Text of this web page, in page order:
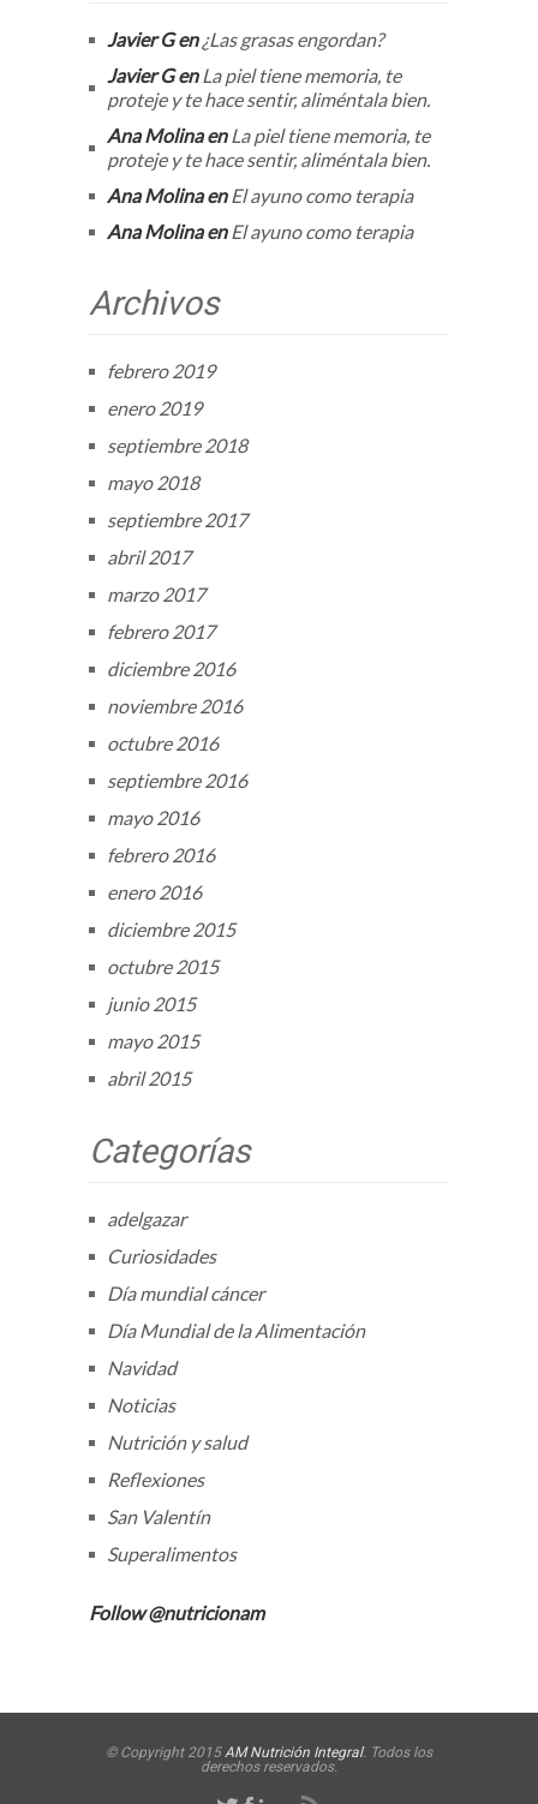
Javier Gen ¿Las grasas engordan?
Javier Gen La piel tiene memoria, te
proteje y te hace sentir, aliméntala bien.
Ana Molinaen La piel tiene memoria, te
proteje y te hace sentir, aliméntala bien.
Ana Molinaen El ayuno como terapia
Ana Molinaen El ayuno como terapia
Archivos
febrero 2019
enero 2019
septiembre 2018
mayo 2018
septiembre 2017
abril 2017
marzo 2017
febrero 2017
diciembre 2016
noviembre 2016
octubre 2016
septiembre 2016
mayo 2016
febrero 2016
enero 2016
diciembre 2015
octubre 2015
junio 2015
mayo 2015
abril 2015
Categorías
adelgazar
Curiosidades
Día mundial cáncer
Día Mundial de la Alimentación
Navidad
Noticias
Nutrición y salud
Reflexiones
San Valentín
Superalimentos
Follow @nutricionam
© Copyright 2015 AM Nutrición Integral. Todos los
derechos reservados.